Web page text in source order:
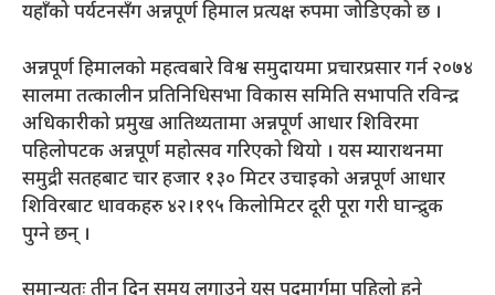
यहाँको पर्यटनसँग अन्नपूर्ण हिमाल प्रत्यक्ष रुपमा जोडिएको छ ।
अन्नपूर्ण हिमालको महत्वबारे विश्व समुदायमा प्रचारप्रसार गर्न २०७४
सालमा तत्कालीन प्रतिनिधिसभा विकास समिति सभापति रविन्द्र
अधिकारीको प्रमुख आतिथ्यतामा अन्नपूर्ण आधार शिविरमा
पहिलोपटक अन्नपूर्ण महोत्सव गरिएको थियो । यस म्याराथनमा
समुद्री सतहबाट चार हजार १३० मिटर उचाइको अन्नपूर्ण आधार
शिविरबाट धावकहरु ४२।१९५ किलोमिटर दूरी पूरा गरी घान्द्रुक
पुग्ने छन् ।